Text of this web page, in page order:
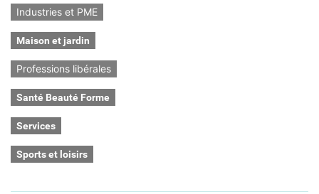
Industries et PME
Maison et jardin
Professions libérales
Santé Beauté Forme
Services
Sports et loisirs